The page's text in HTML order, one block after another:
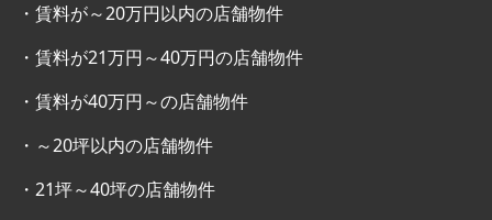
・ 賃料が～20万円以内の店舗物件
・ 賃料が21万円～40万円の店舗物件
・ 賃料が40万円～の店舗物件
・ ～20坪以内の店舗物件
・ 21坪～40坪の店舗物件